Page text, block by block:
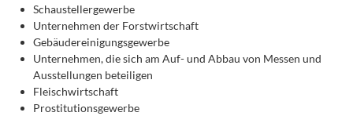
Schaustellergewerbe
Unternehmen der Forstwirtschaft
Gebäudereinigungsgewerbe
Unternehmen, die sich am Auf- und Abbau von Messen und
Ausstellungen beteiligen
Fleischwirtschaft
Prostitutionsgewerbe